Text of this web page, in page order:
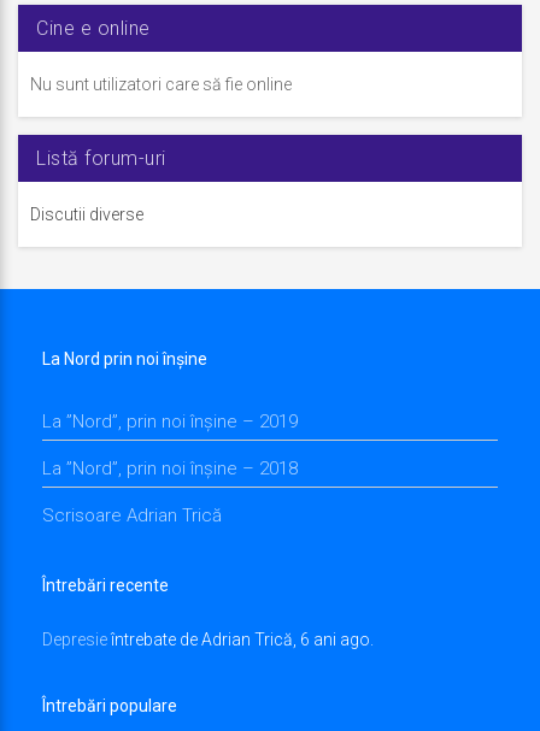
Cine e online
Nu sunt utilizatori care să fie online
Listă forum-uri
Discutii diverse
La Nord prin noi înșine
La ”Nord”, prin noi înșine – 2019
La ”Nord”, prin noi înșine – 2018
Scrisoare Adrian Trică
Întrebări recente
Depresieîntrebate de Adrian Trică, 6 ani ago.
Întrebări populare